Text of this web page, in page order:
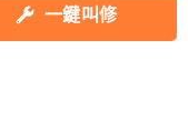
一鍵叫修